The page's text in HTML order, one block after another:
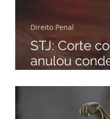
STJ: Corte
anulou
Direito Penal